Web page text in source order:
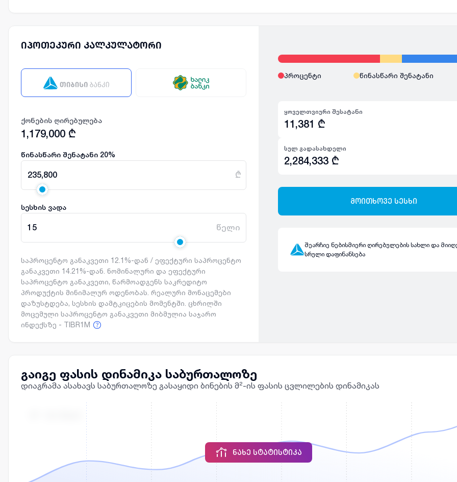
იპოთეკური კალკულატორი
ქონების ღირებულება
1,179,000 ₾
წინასწარი შენატანი 20%
235,800 ₾
სესხის ვადა
15 წელი
საპროცენტო განაკვეთი 12.1%-დან / ეფექტური საპროცენტო
განაკვეთი 14.21%-დან. ნომინალური და ეფექტური
საპროცენტო განაკვეთი, წარმოადგენს საკრედიტო
პროდუქტის მინიმალურ ოდენობას. რეალური მონაცემები
დაზუსტდება, სესხის დამტკიცების მომენტში. ცხრილში
მოცემული საპროცენტო განაკვეთი მიბმულია საჯარო
ინდექსზე - TIBR1M
პროცენტი წინასწარი შენატანი
ყოველთვიური შესატანი
11,381 ₾
სულ გადასახდელი
2,284,333 ₾
მოითხოვე სესხი
შეარჩიე ნებისმიერი ღირებულების სახლი და
სრული დაფინანსება
გაიგე ფასის დინამიკა საბურთალოზე
დიაგრამა ასახავს საბურთალოზე გასაყიდი ბინების მ²-ის ფასის ცვლილების დინამიკას
ᲜᲐᲮᲔ ᲡᲢᲐᲢᲘᲡᲢᲘᲙᲐ